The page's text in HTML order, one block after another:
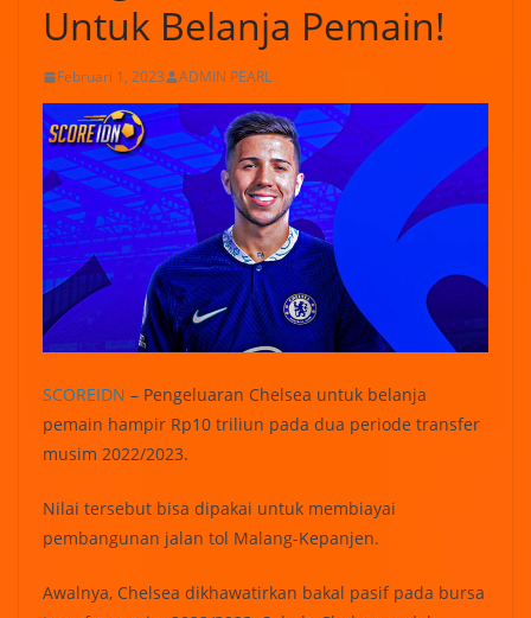
Untuk Belanja Pemain!
Februari 1, 2023 ADMIN PEARL
SCOREIDN – Pengeluaran Chelsea untuk belanja
pemain hampir Rp10 triliun pada dua periode transfer
musim 2022/2023.
Nilai tersebut bisa dipakai untuk membiayai
pembangunan jalan tol Malang-Kepanjen.
Awalnya, Chelsea dikhawatirkan bakal pasif pada bursa